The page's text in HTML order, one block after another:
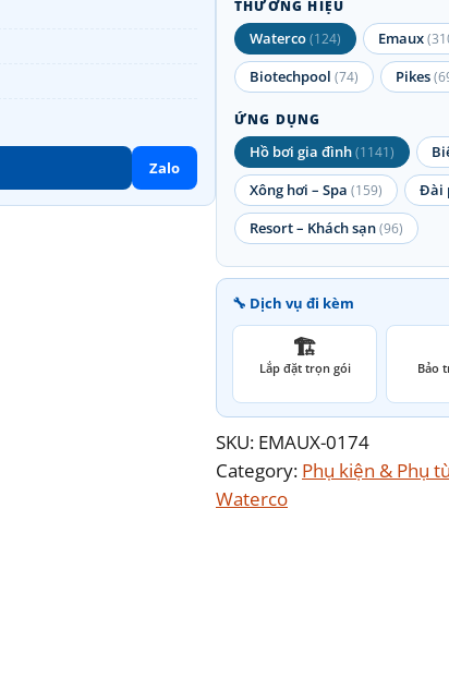
Zalo
THƯƠNG HIỆU
Waterco(124) Emaux
Biotechpool (74) Pikes
ỨNG DỤNG
Hồ bơi gia đình(1141)
Xông hơi – Spa (159) Đài
Resort – Khách sạn(96)
🔧 Dịch vụ đi kèm
🏗️
Lắp đặt trọn gói Bảo
SKU: EMAUX-0174
Category: Phụ kiện & Phụ
Waterco